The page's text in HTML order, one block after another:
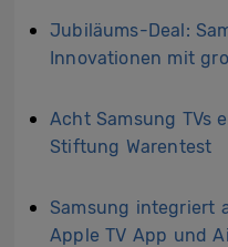
Jubiläums-Deal:
Innovationen mit
Acht Samsung TVs
Stiftung Warentest
Samsung integriert
Apple TV App und